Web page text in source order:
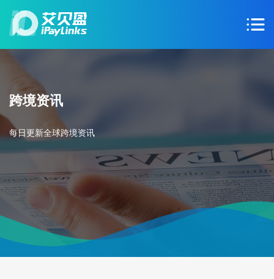
跨境资讯
每日更新全球跨境资讯